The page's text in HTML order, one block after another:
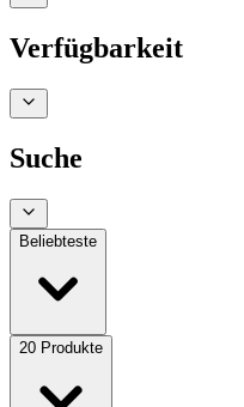
Verfügbarkeit
Suche
Beliebteste
20 Produkte